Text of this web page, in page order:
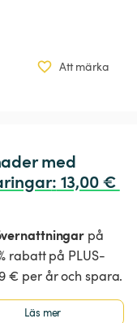
Att märka
med
: 13,00 €
på
rabatt på PLUS-
€ per år och spara.
Läs mer